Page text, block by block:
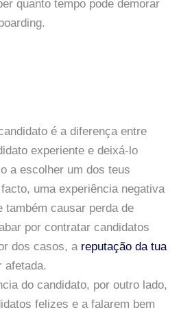
quanto tempo pode demorar
é a diferença entre
experiente e deixá-lo
a escolher um dos teus
uma experiência negativa
também causar perda de
por contratar candidatos
dos casos, a reputação da tua
do candidato, por outro lado,
felizes e a falarem bem